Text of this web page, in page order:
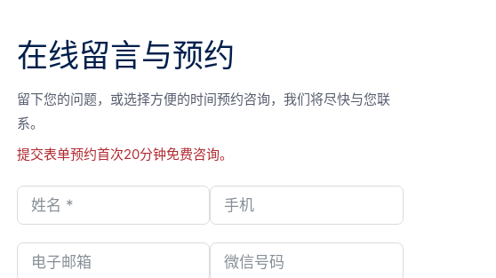
在线留言与预约
留下您的问题，或选择方便的时间预约咨询，我们将尽快与您联
系。
提交表单预约首次20分钟免费咨询。